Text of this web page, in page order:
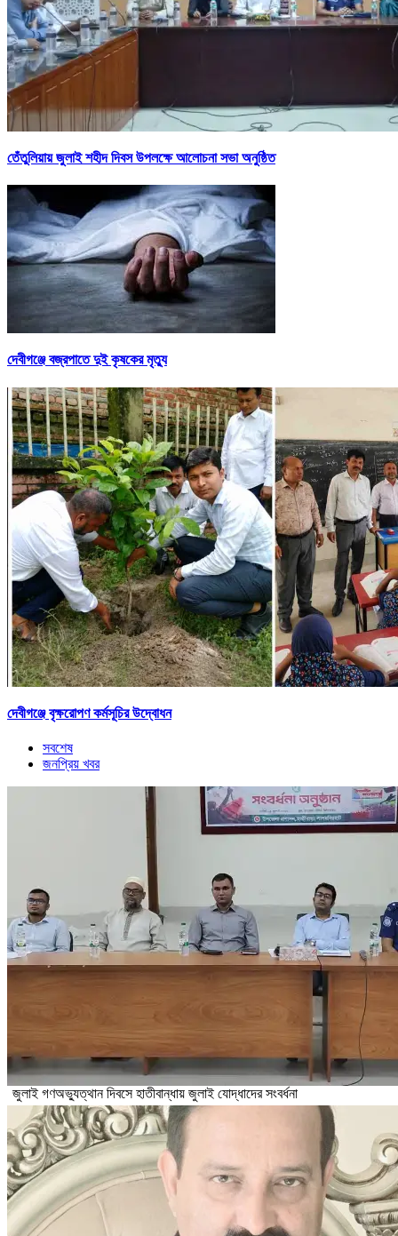
তেঁতুলিয়ায় জুলাই শহীদ দিবস উপলক্ষে আলোচনা সভা অনুষ্ঠিত
দেবীগঞ্জে বজ্রপাতে দুই কৃষকের মৃত্যু
দেবীগঞ্জে বৃক্ষরোপণ কর্মসূচির উদ্বোধন
সবশেষ
জনপ্রিয় খবর
জুলাই গণঅভ্যুত্থান দিবসে হাতীবান্ধায় জুলাই যোদ্ধাদের সংবর্ধনা